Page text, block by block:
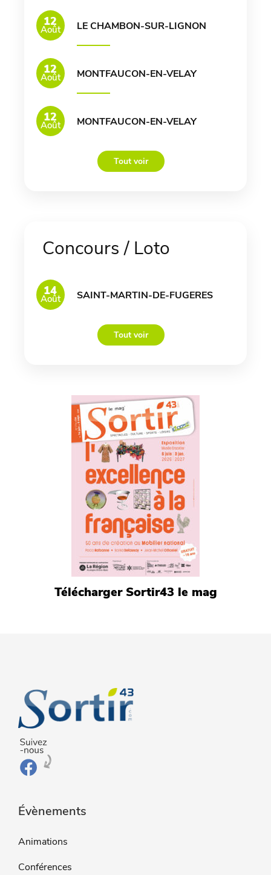
12
Août LE CHAMBON-SUR-LIGNON
12
Août MONTFAUCON-EN-VELAY
12
Août MONTFAUCON-EN-VELAY
Tout voir
Concours / Loto
14
Août SAINT-MARTIN-DE-FUGERES
Tout voir
Télécharger Sortir43 le mag
Évènements
Animations
Conférences